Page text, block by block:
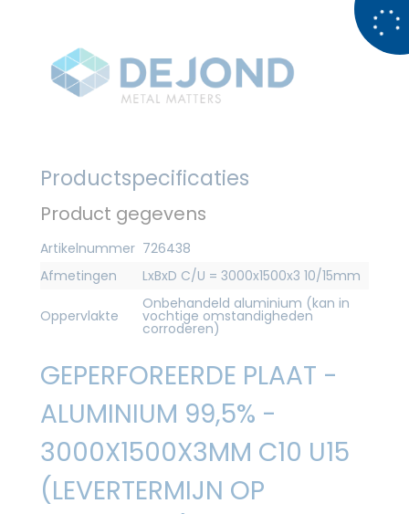
Productspecificaties
Product gegevens
Artikelnummer 726438
Afmetingen
LxBxD C/U = 3000x1500x3 10/15mm
Oppervlakte
Onbehandeld aluminium (kan in
vochtige omstandigheden
corroderen)
GEPERFOREERDE PLAAT -
ALUMINIUM 99,5% -
3000X1500X3MM C10 U15
(LEVERTERMIJN OP